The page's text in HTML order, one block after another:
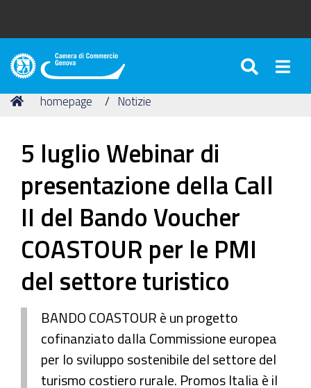
Camera
Commercio
Tu
Home
homepage Notizie
5 luglio Webinar di
presentazione della Call
II del Bando Voucher
COASTOUR per le PMI
del settore turistico
BANDO COASTOUR è un progetto
cofinanziato dalla Commissione europea
per lo sviluppo sostenibile del settore del
turismo costiero rurale. Promos Italia è il